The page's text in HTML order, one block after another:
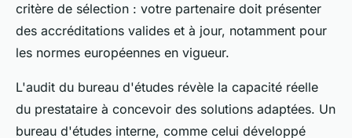
critère de sélection : votre partenaire doit présenter
des accréditations valides et à jour, notamment pour
les normes européennes en vigueur.
L'audit du bureau d'études révèle la capacité réelle
du prestataire à concevoir des solutions adaptées. Un
bureau d'études interne, comme celui développé